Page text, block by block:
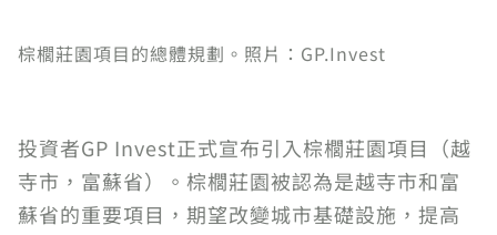
棕櫚莊園項目的總體規劃。照片：GP.Invest
投資者GP Invest正式宣布引入棕櫚莊園項目（越
寺市，富蘇省）。棕櫚莊園被認為是越寺市和富
蘇省的重要項目，期望改變城市基礎設施，提高